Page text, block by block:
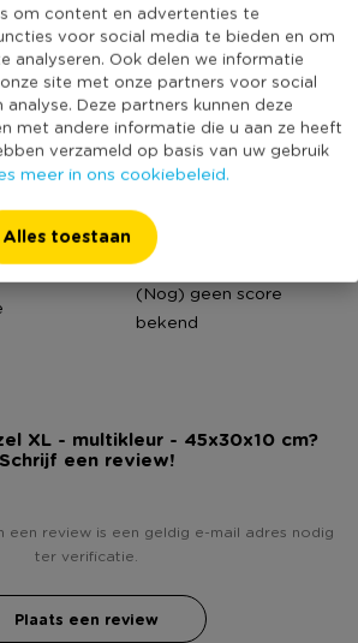
om content en advertenties te
voor social media te bieden en om
analyseren. Ook delen we informatie
site met onze partners voor social
Deze partners kunnen deze
met andere informatie die u aan ze heeft
verzameld op basis van uw gebruik
meer in ons cookiebeleid.
Alles toestaan
273283
Nee
Papier
30
45
Multikleur
10
(Nog) geen score
bekend
XL - multikleur - 45x30x10 cm?
Schrijf een review!
een review is een geldig e-mail adres nodig
ter verificatie.
Plaats een review